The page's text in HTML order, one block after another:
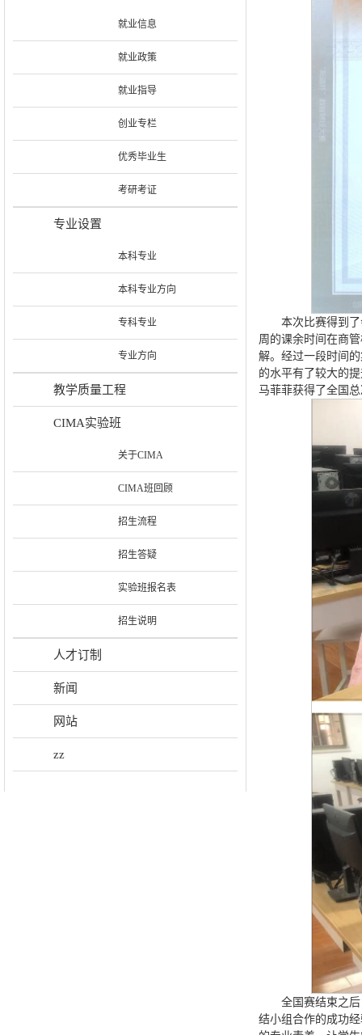
就业信息
就业政策
就业指导
创业专栏
优秀毕业生
考研考证
专业设置
本科专业
本科专业方向
专科专业
专业方向
教学质量工程
CIMA实验班
关于CIMA
CIMA班回顾
招生流程
招生答疑
实验班报名表
招生说明
人才订制
新闻
网站
zz
本次比赛得到
周的课余时间在商
解。经过一段时间
的水平有了较大的
马菲菲获得了全国
全国赛结束之
结小组合作的成功